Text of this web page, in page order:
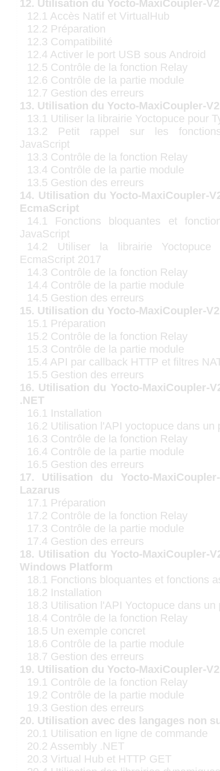
12. Utilisation du Yocto-MaxiCoupler-
12.1 Accès Natif et VirtualHub
12.2 Préparation
12.3 Compatibilité
12.4 Activer le port USB sous Android
12.5 Contrôle de la fonction Relay
12.6 Contrôle de la partie module
12.7 Gestion des erreurs
13. Utilisation du Yocto-MaxiCoupler-
13.1 Utiliser la librairie Yoctopuce pour
13.2 Petit rappel sur les
JavaScript
13.3 Contrôle de la fonction Relay
13.4 Contrôle de la partie module
13.5 Gestion des erreurs
14. Utilisation du Yocto-MaxiCoupler-
EcmaScript
14.1 Fonctions bloquantes et
JavaScript
14.2 Utiliser la librairie
EcmaScript 2017
14.3 Contrôle de la fonction Relay
14.4 Contrôle de la partie module
14.5 Gestion des erreurs
15. Utilisation du Yocto-MaxiCoupler-
15.1 Préparation
15.2 Contrôle de la fonction Relay
15.3 Contrôle de la partie module
15.4 API par callback HTTP et filtres
15.5 Gestion des erreurs
16. Utilisation du Yocto-MaxiCoupler-
.NET
16.1 Installation
16.2 Utilisation l'API yoctopuce dans un
16.3 Contrôle de la fonction Relay
16.4 Contrôle de la partie module
16.5 Gestion des erreurs
17. Utilisation du Yocto-
Lazarus
17.1 Préparation
17.2 Contrôle de la fonction Relay
17.3 Contrôle de la partie module
17.4 Gestion des erreurs
18. Utilisation du Yocto-MaxiCoupler-
Windows Platform
18.1 Fonctions bloquantes et fonctions
18.2 Installation
18.3 Utilisation l'API Yoctopuce dans
18.4 Contrôle de la fonction Relay
18.5 Un exemple concret
18.6 Contrôle de la partie module
18.7 Gestion des erreurs
19. Utilisation du Yocto-MaxiCoupler-
19.1 Contrôle de la fonction Relay
19.2 Contrôle de la partie module
19.3 Gestion des erreurs
20. Utilisation avec des langages non
20.1 Utilisation en ligne de commande
20.2 Assembly .NET
20.3 Virtual Hub et HTTP GET